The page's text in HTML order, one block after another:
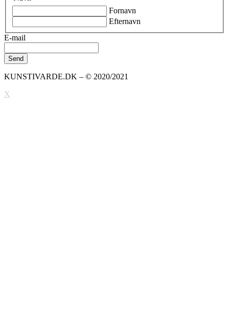
Fornavn
Efternavn
E-mail
KUNSTIVARDE.DK – © 2020/2021
X